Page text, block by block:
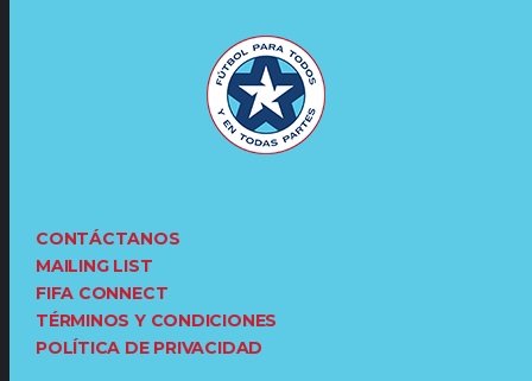
CONTÁCTANOS
MAILING LIST
FIFA CONNECT
TÉRMINOS Y CONDICIONES
POLÍTICA DE PRIVACIDAD